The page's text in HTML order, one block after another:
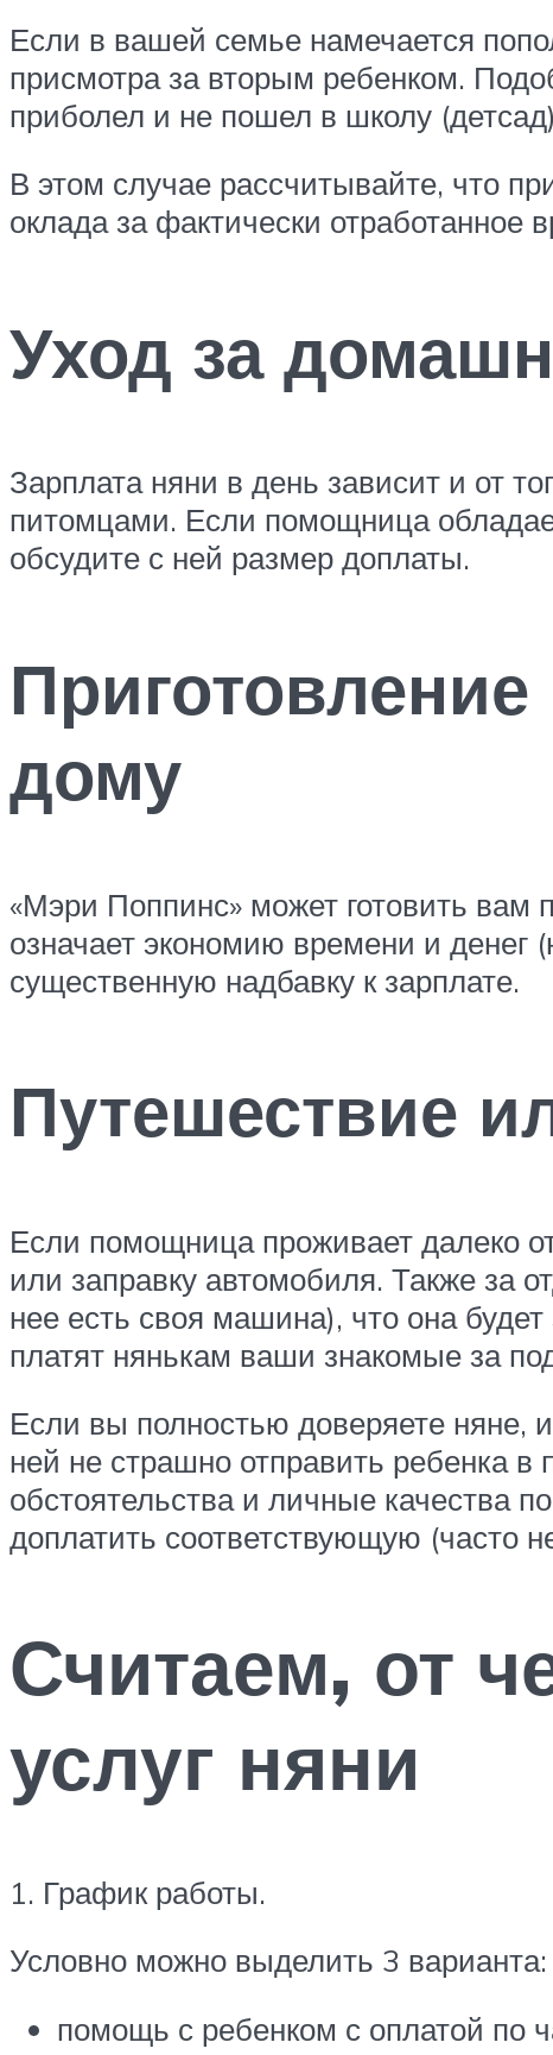
Если в вашей семье намечается
присмотра за вторым ребенком.
приболел и не пошел в школу
В этом случае рассчитывайте, что
оклада за фактически
Уход за
Зарплата няни в день зависит и от
питомцами. Если помощница
обсудите с ней размер доплаты.
дому
«Мэри Поппинс» может готовить вам
означает экономию времени и денег
существенную надбавку к зарплате.
Путешествие
Если помощница проживает далеко
или заправку автомобиля. Также за
нее есть своя машина), что она
платят нянькам ваши знакомые за
Если вы полностью доверяете няне,
ней не страшно отправить ребенка в
обстоятельства и личные качества
доплатить соответствующую (часто
Считаем, от
услуг няни
1. График работы.
Условно можно выделить 3 варианта:
помощь с ребенком с оплатой по